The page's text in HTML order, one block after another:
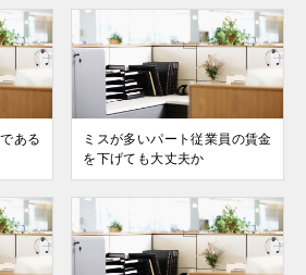
ある
ミスが多いパート従業員の賃金
を下げても大丈夫か